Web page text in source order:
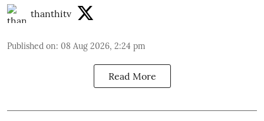
thanthitv
Published on: 08 Aug 2026, 2:24 pm
Read More